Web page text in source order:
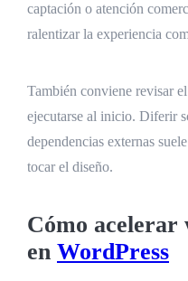
captación o atención
ralentizar la experiencia
También conviene revisar
ejecutarse al inicio. Diferir
dependencias externas
tocar el diseño.
Cómo acelerar
en WordPress